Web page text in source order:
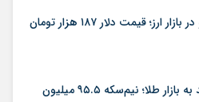
سقوط یورو در بازار ارز؛ قیمت دلار ۱۸۷ هزار تومان
شوک جدید به بازار طلا؛ نیم‌سکه ۹۵.۵ میلیون